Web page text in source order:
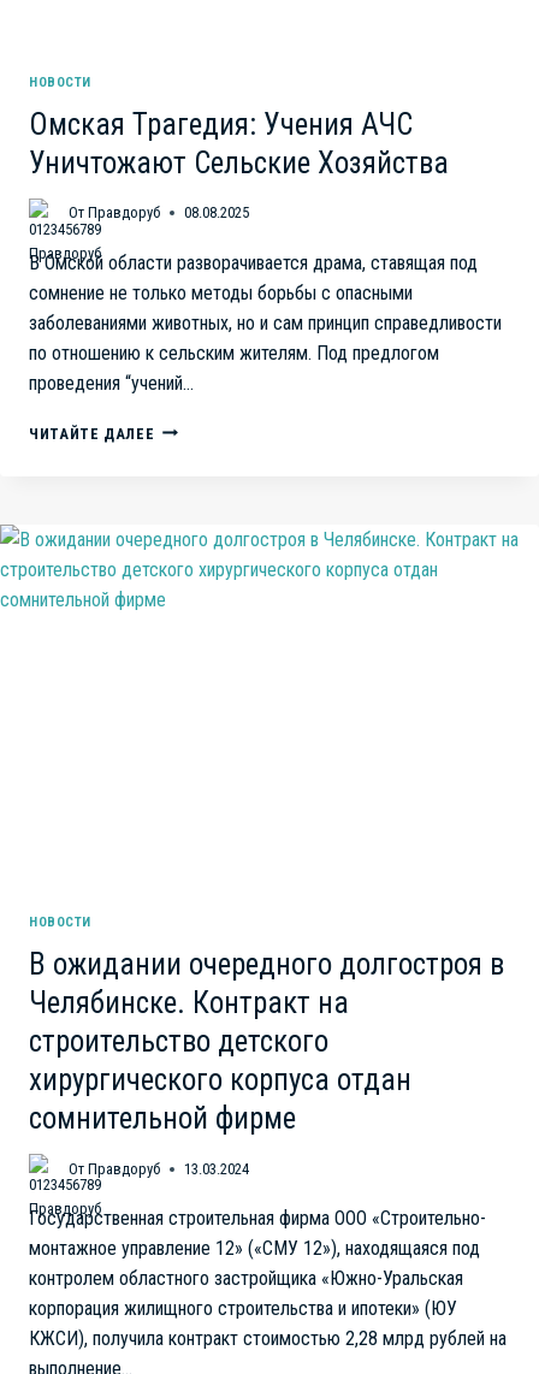
НОВОСТИ
Омская Трагедия: Учения АЧС
Уничтожают Сельские Хозяйства
От Правдоруб 08.08.2025
В Омской области разворачивается драма, ставящая под
сомнение не только методы борьбы с опасными
заболеваниями животных, но и сам принцип справедливости
по отношению к сельским жителям. Под предлогом
проведения “учений…
ЧИТАЙТЕ ДАЛЕЕ ОМСКАЯ
СЕЛЬСКИЕ
ХОЗЯЙСТВА
НОВОСТИ
В ожидании очередного долгостроя в
Челябинске. Контракт на
строительство детского
хирургического корпуса отдан
сомнительной фирме
От Правдоруб 13.03.2024
Государственная строительная фирма ООО «Строительно-
монтажное управление 12» («СМУ 12»), находящаяся под
контролем областного застройщика «Южно-Уральская
корпорация жилищного строительства и ипотеки» (ЮУ
КЖСИ), получила контракт стоимостью 2,28 млрд рублей на
выполнение…